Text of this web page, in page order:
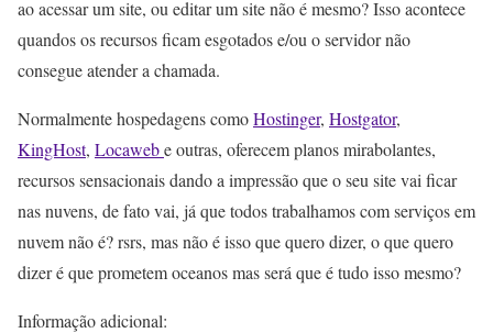
ao acessar um site, ou editar um site não é mesmo? Isso acontece
quandos os recursos ficam esgotados e/ou o servidor não
consegue atender a chamada.
Normalmente hospedagens comoHostinger, Hostgator,
KingHost, Locawebe outras, oferecem planos mirabolantes,
recursos sensacionais dando a impressão que o seu site vai ficar
nas nuvens, de fato vai, já que todos trabalhamos com serviços em
nuvem não é? rsrs, mas não é isso que quero dizer, o que quero
dizer é que prometem oceanos mas será que é tudo isso mesmo?
Informação adicional: